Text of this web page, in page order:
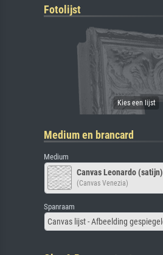
Fotolijst
Medium en brancard
Medium
Canvas Leonardo (satijn)
(Canvas Venezia)
Spanraam